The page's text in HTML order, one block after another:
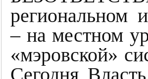
– на местном
«мэровской»
Сегодня